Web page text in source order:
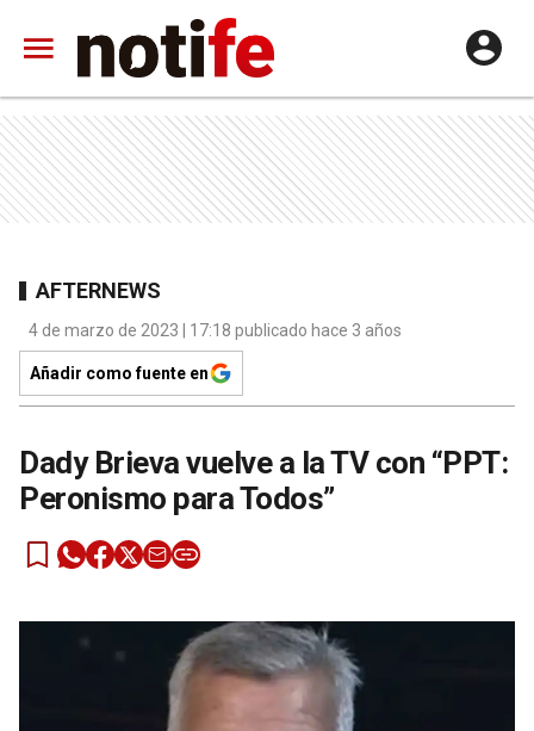
AFTERNEWS
4 de marzo de 2023 | 17:18 publicado hace 3 años
Añadir como fuente en
Dady Brieva vuelve a la TV con “PPT:
Peronismo para Todos”